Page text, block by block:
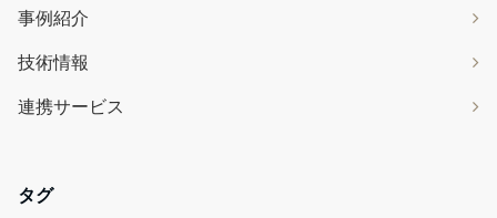
事例紹介
技術情報
連携サービス
タグ